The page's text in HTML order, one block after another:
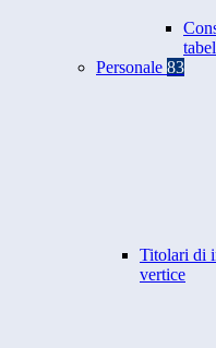
Personale 83
Titolari di
vertice